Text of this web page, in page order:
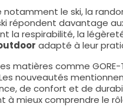
le ski, la
davantage
respirabilité, la
adapté à leur
comme GORE-
nouveautés
de confort et de
à mieux comprendre le